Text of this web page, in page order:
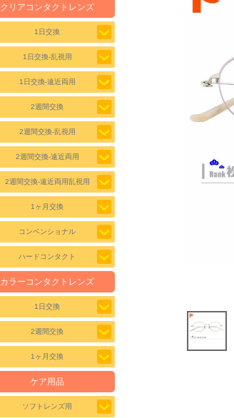
クリアコンタクトレンズ
1日交換
1日交換-乱視用
1日交換-遠近両用
2週間交換
2週間交換-乱視用
2週間交換-遠近両用
2週間交換-遠近両用乱視用
1ヶ月交換
コンベンショナル
ハードコンタクト
カラーコンタクトレンズ
1日交換
2週間交換
1ヶ月交換
ケア用品
ソフトレンズ用